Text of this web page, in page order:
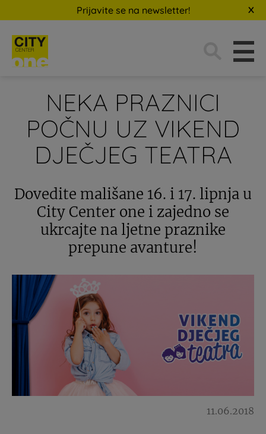
Prijavite se na newsletter!
NEKA PRAZNICI
POČNU UZ VIKEND
DJEČJEG TEATRA
Dovedite mališane 16. i 17. lipnja u
City Center one i zajedno se
ukrcajte na ljetne praznike
prepune avanture!
11.06.2018